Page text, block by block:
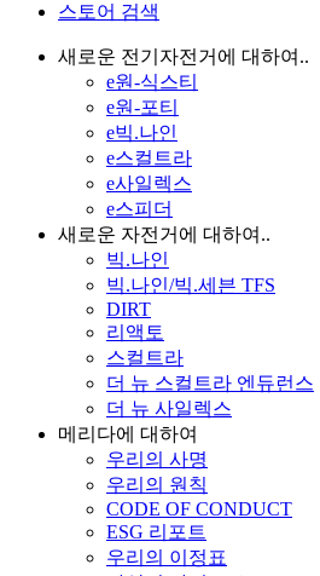
스토어 검색
새로운 전기자전거에 대하여..
e원-식스티
e원-포티
e빅.나인
e스컬트라
e사일렉스
e스피더
새로운 자전거에 대하여..
빅.나인
빅.나인/빅.세븐 TFS
DIRT
리액토
스컬트라
더 뉴 스컬트라 엔듀런스
더 뉴 사일렉스
메리다에 대하여
우리의 사명
우리의 원칙
CODE OF CONDUCT
ESG 리포트
우리의 이정표